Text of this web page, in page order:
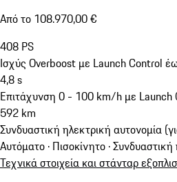
Από το 108.970,00 €
408 PS
Ισχύς Overboost με Launch Control
4,8s
Επιτάχυνση 0 - 100 km/h με Launch
592 km
Συνδυαστική ηλεκτρική αυτονομία
Αυτόματο · Πισοκίνητο ·
Τεχνικά στοιχεία και στάνταρ